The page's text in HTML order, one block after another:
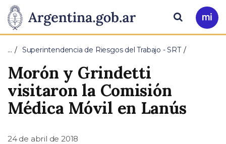
Presidencia
de
la
Nación
Pasar al contenido principal
Ir
a
Buscar
… Superintendencia de Riesgos del Trabajo - SRT
Morón y Grindetti
visitaron la Comisión
Médica Móvil en Lanús
24 de abril de 2018